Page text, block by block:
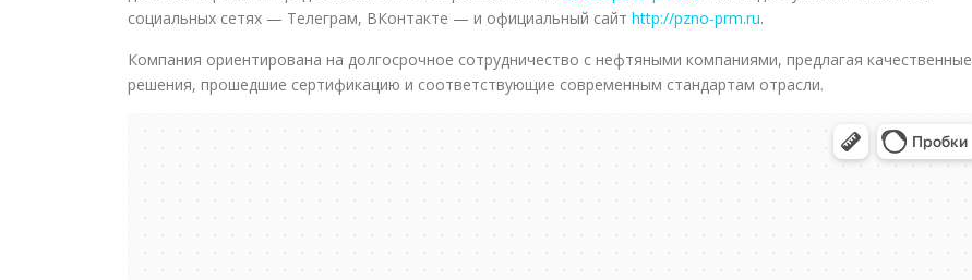
социальных сетях — Телеграм, ВКонтакте — и официальный сайт http://pzno-prm.ru.
Компания ориентирована на долгосрочное сотрудничество с нефтяными компаниями, предлагая качественные
решения, прошедшие сертификацию и соответствующие современным стандартам отрасли.